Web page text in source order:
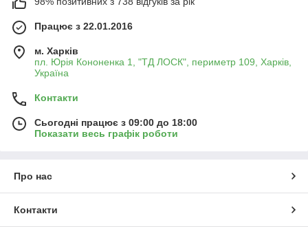
Працює з 22.01.2016
м. Харків
пл. Юрія Кононенка 1, "ТД ЛОСК", периметр 109, Харків,
Україна
Контакти
Сьогодні працює з 09:00 до 18:00
Показати весь графік роботи
Про нас
Контакти